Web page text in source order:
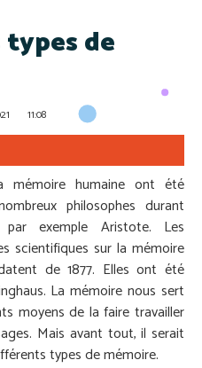
de
11:08
mémoire humaine ont été
philosophes durant
par exemple Aristote. Les
scientifiques sur la mémoire
de 1877. Elles ont été
La mémoire nous sert
moyens de la faire travailler
Mais avant tout, il serait
types de mémoire.